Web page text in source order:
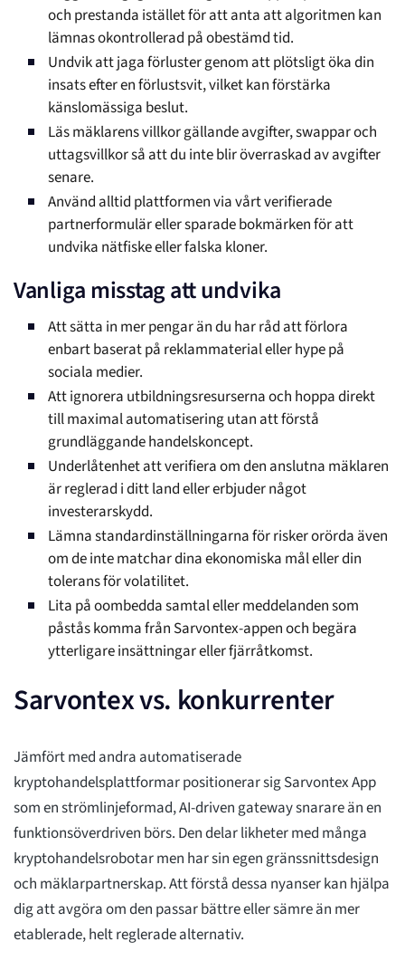
och prestanda istället för att anta att algoritmen kan
lämnas okontrollerad på obestämd tid.
Undvik att jaga förluster genom att plötsligt öka din
insats efter en förlustsvit, vilket kan förstärka
känslomässiga beslut.
Läs mäklarens villkor gällande avgifter, swappar och
uttagsvillkor så att du inte blir överraskad av avgifter
senare.
Använd alltid plattformen via vårt verifierade
partnerformulär eller sparade bokmärken för att
undvika nätfiske eller falska kloner.
Vanliga misstag att undvika
Att sätta in mer pengar än du har råd att förlora
enbart baserat på reklammaterial eller hype på
sociala medier.
Att ignorera utbildningsresurserna och hoppa direkt
till maximal automatisering utan att förstå
grundläggande handelskoncept.
Underlåtenhet att verifiera om den anslutna mäklaren
är reglerad i ditt land eller erbjuder något
investerarskydd.
Lämna standardinställningarna för risker orörda även
om de inte matchar dina ekonomiska mål eller din
tolerans för volatilitet.
Lita på oombedda samtal eller meddelanden som
påstås komma från Sarvontex-appen och begära
ytterligare insättningar eller fjärråtkomst.
Sarvontex vs. konkurrenter
Jämfört med andra automatiserade
kryptohandelsplattformar positionerar sig Sarvontex App
som en strömlinjeformad, AI-driven gateway snarare än en
funktionsöverdriven börs. Den delar likheter med många
kryptohandelsrobotar men har sin egen gränssnittsdesign
och mäklarpartnerskap. Att förstå dessa nyanser kan hjälpa
dig att avgöra om den passar bättre eller sämre än mer
etablerade, helt reglerade alternativ.